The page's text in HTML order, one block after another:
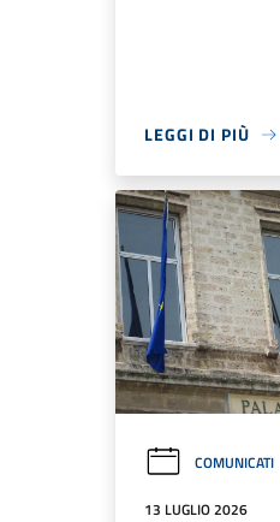
LEGGI DI PIÙ
COMUNICATI
13 LUGLIO 2026